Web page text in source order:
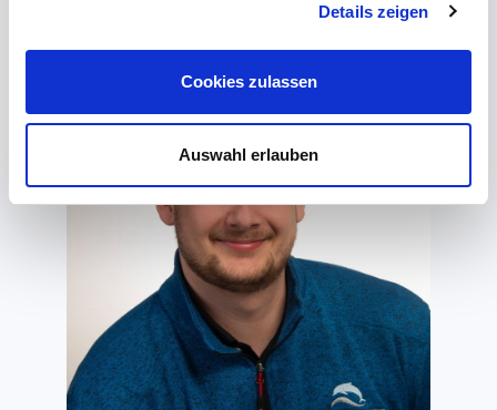
Details zeigen
Cookies zulassen
Auswahl erlauben